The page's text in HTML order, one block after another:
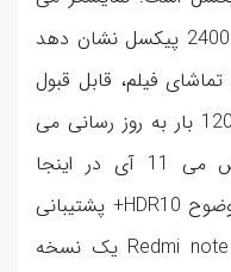
تواند تصاویر را با وضوح 1080 در 2400 پیکسل نشان دهد
فیلم، قابل قبول
است. این نمایشگرها در هر ثانیه 120 بار به روز رسانی می
شوند. قدرت بیشتر صفحه نمایش می 11 آی در اینجا
مشخص می شود که می تواند از وضوح HDR10+ پشتیبانی
کند؛ اما رقیب آن یعنی Redmi note 10 pro یک نسخه